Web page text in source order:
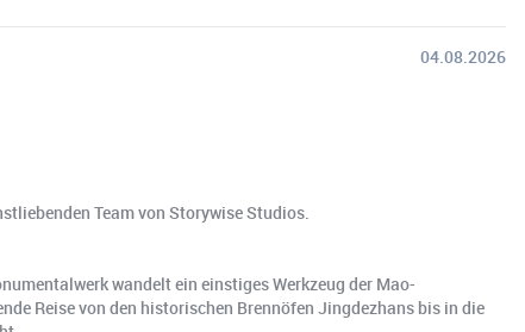
04.08.2026
Team von Storywise Studios.
wandelt ein einstiges Werkzeug der Mao-
Reise von den historischen Brennöfen Jingdezhans bis in die